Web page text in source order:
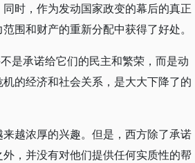
时，作为发动国家政变的幕后的真正
围和财产的重新分配中获得了好处。
是承诺给它们的民主和繁荣，而是动
的经济和社会关系，是大大下降了的
越浓厚的兴趣。但是，西方除了承诺
，并没有对他们提供任何实质性的帮